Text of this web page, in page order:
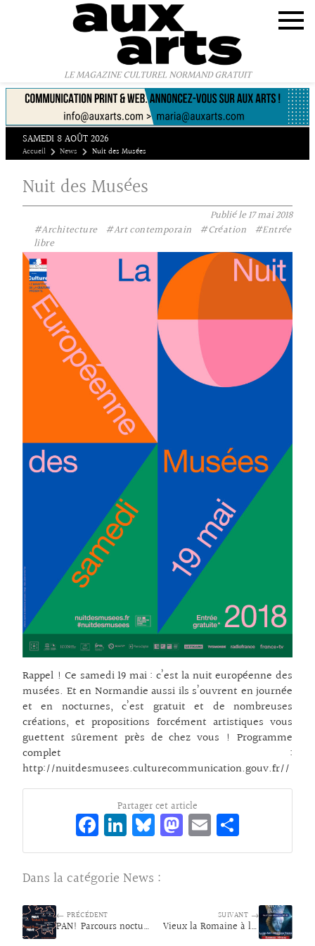
LE MAGAZINE CULTUREL NORMAND GRATUIT
SAMEDI 8 AOÛT 2026
Accueil News Nuit des Musées
Nuit des Musées
Publié le17 mai 2018
#Architecture
#Art contemporain #Création
#Entrée
libre
Rappel ! Ce samedi 19 mai : c’est la nuit européenne des
musées. Et en Normandie aussi ils s’ouvrent en journée
et en nocturnes, c’est gratuit et de nombreuses
créations, et propositions forcément artistiques vous
guettent sûrement près de chez vous ! Programme
complet :
http://nuitdesmusees.culturecommunication.gouv.fr//
Partager cet article
Fa
ce
bo
o
k
Li
n
ke
dI
n
Bl
ue
sk
M
as
o
n
E
m rt
Dans la catégorie News :
← PRÉCÉDENT
PAN! Parcours nocturne nature
SUIVANT →
Vieux la Romaine à la bougie !
Panneau de gestion des cookies